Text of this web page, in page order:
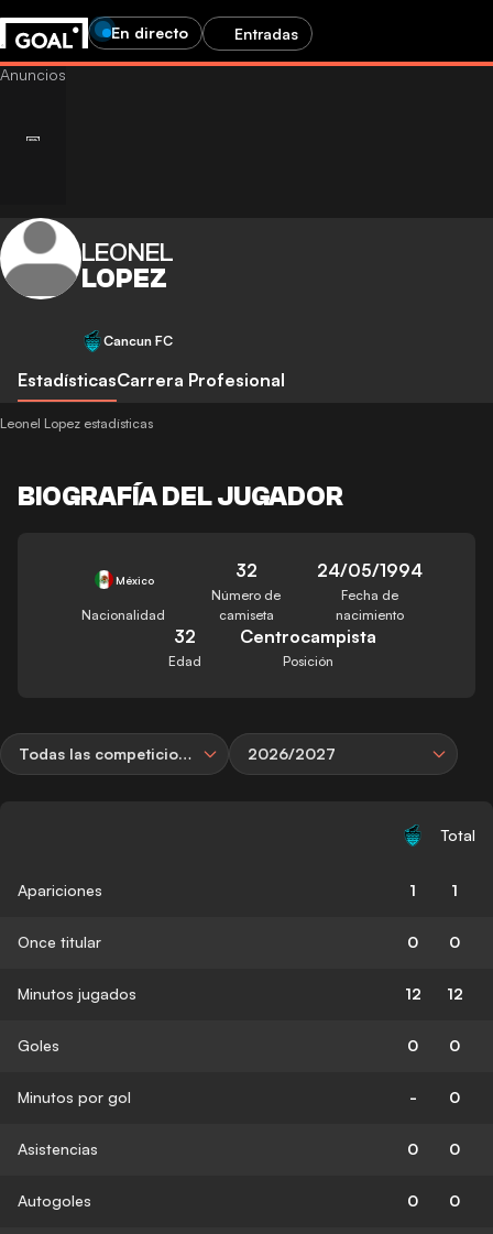
En directo Entradas
LEONEL
LOPEZ
Cancun FC
EstadísticasCarrera Profesional
Leonel Lopez estadísticas
BIOGRAFÍA DEL JUGADOR
México
Nacionalidad
32
Número de
camiseta
24/05/1994
Fecha de
nacimiento
32
Edad
Centrocampista
Posición
Todas las competiciones 2026/2027
Total
Apariciones 1 1
Once titular 0 0
Minutos jugados 12 12
Goles 0 0
Minutos por gol - 0
Asistencias 0 0
Autogoles 0 0